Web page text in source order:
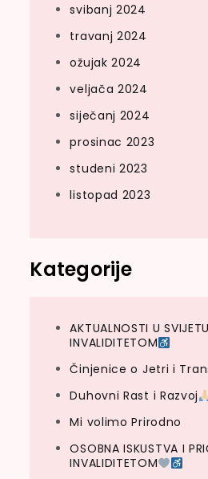
svibanj 2024
travanj 2024
ožujak 2024
veljača 2024
siječanj 2024
prosinac 2023
studeni 2023
listopad 2023
Kategorije
AKTUALNOSTI U
INVALIDITETOM
Činjenice o Jetri i
Duhovni Rast i Razvoj
Mi volimo Prirodno
OSOBNA ISKUSTVA I
INVALIDITETOM